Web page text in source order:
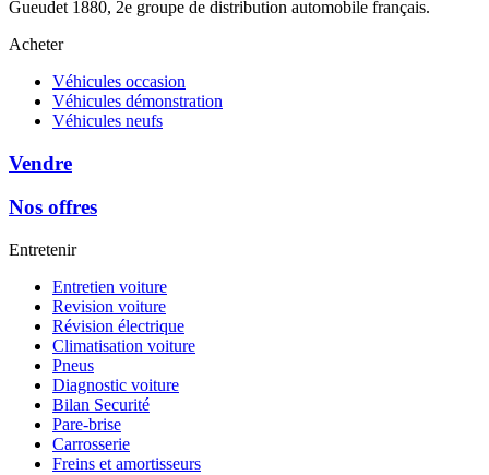
Gueudet 1880, 2e groupe de distribution automobile français.
Acheter
Véhicules occasion
Véhicules démonstration
Véhicules neufs
Vendre
Nos offres
Entretenir
Entretien voiture
Revision voiture
Révision électrique
Climatisation voiture
Pneus
Diagnostic voiture
Bilan Securité
Pare-brise
Carrosserie
Freins et amortisseurs